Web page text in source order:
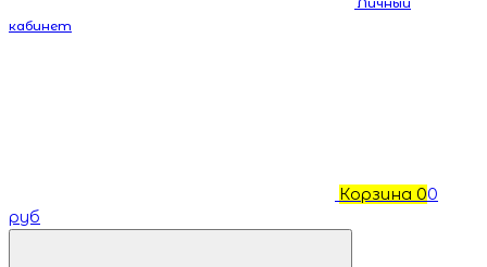
кабинет
Корзина 00
руб